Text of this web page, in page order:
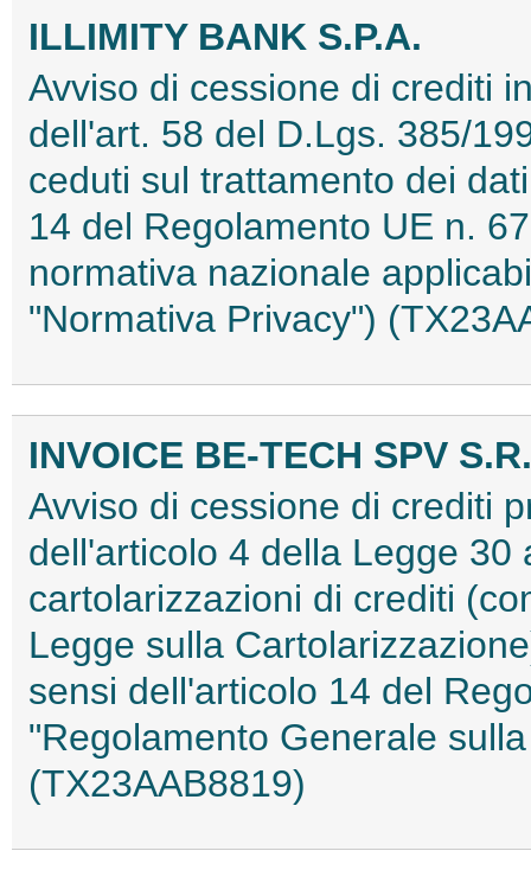
ILLIMITY BANK S.P.A.
Avviso di cessione di crediti
dell'art. 58 del D.Lgs. 385/
ceduti sul trattamento dei
14 del Regolamento UE n.
normativa nazionale
"Normativa Privacy")
INVOICE BE-TECH SPV
Avviso di cessione di crediti
dell'articolo 4 della Legge
cartolarizzazioni di crediti
Legge sulla
sensi dell'articolo 14 del
"Regolamento Generale
(TX23AAB8819)